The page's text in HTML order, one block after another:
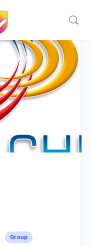
Group